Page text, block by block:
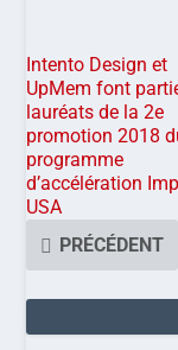
Intento Design et
UpMem font
lauréats de la 2e
promotion 2018
programme
d’accélération
USA
PRÉCÉDENT